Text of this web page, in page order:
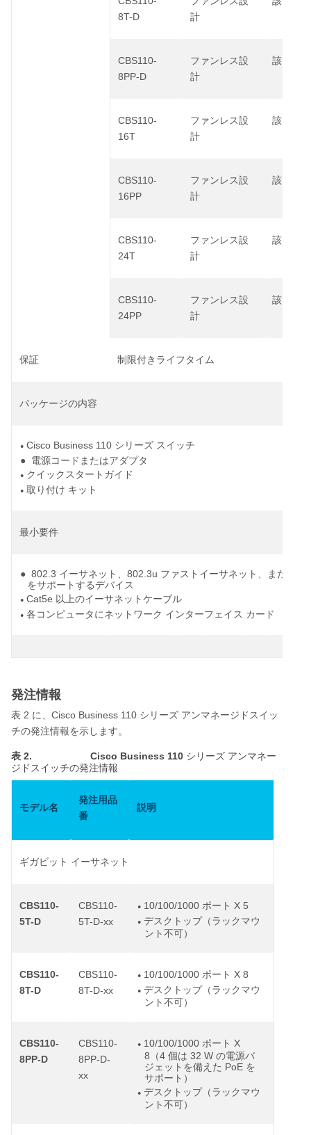
8T-D
計
CBS110-
8PP-D
ファンレス設
計
該当なし
CBS110-
16T
ファンレス設
計
該当なし
CBS110-
16PP
ファンレス設
計
該当なし
CBS110-
24T
ファンレス設
計
該当なし
CBS110-
24PP
ファンレス設
計
該当なし
保証 制限付きライフタイム
パッケージの内容
● Cisco Business 110 シリーズ スイッチ
● 電源コードまたはアダプタ
● クイックスタートガイド
● 取り付け キット
最小要件
● 802.3 イーサネット、802.3u ファストイーサネット、または
をサポートするデバイス
● Cat5e 以上のイーサネットケーブル
● 各コンピュータにネットワーク インターフェイス カード
発注情報
表 2 に、 Cisco Business 110 シリーズ アンマネージドスイッ
チの発注情報を示します。
表 2. Cisco Business 110 シリーズ アンマネー
ジドスイッチの発注情報
モデル名
発注用品
番
説明
ギガビット イーサネット
CBS110-
5T-D
CBS110-
5T-D-xx
● 10/100/1000 ポート X 5
● デスクトップ（ラックマウ
ント不可）
CBS110-
8T-D
CBS110-
8T-D-xx
● 10/100/1000 ポート X 8
● デスクトップ（ラックマウ
ント不可）
CBS110-
8PP-D
CBS110-
8PP-D-
xx
● 10/100/1000 ポート X
8（4 個は 32 W の電源バ
ジェットを備えた PoE を
サポート）
● デスクトップ（ラックマウ
ント不可）